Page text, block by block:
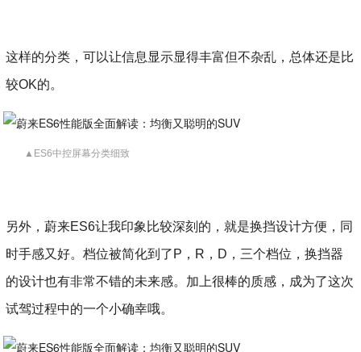
这样的分类，可以让信息显示显得丰富但不杂乱，总体还是比
较OK的。
▲ES6中控屏幕分类细致
另外，蔚来ES6让我印象比较深刻的，就是换挡设计方便，同
时手感又好。档位被简化到了P，R，D，三个档位，换挡器
的设计也有非常不错的未来感。加上很棒的质感，成为了这次
试驾过程中的一个小确幸哦。